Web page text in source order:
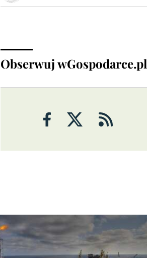
Analizy
ANALIZY
Ulga na rynkach: porozumienie
wokół Cieśniny Ormuz?
Michał Stajniak 6 sierpnia 2026
Obserwuj wGospodarce.pl